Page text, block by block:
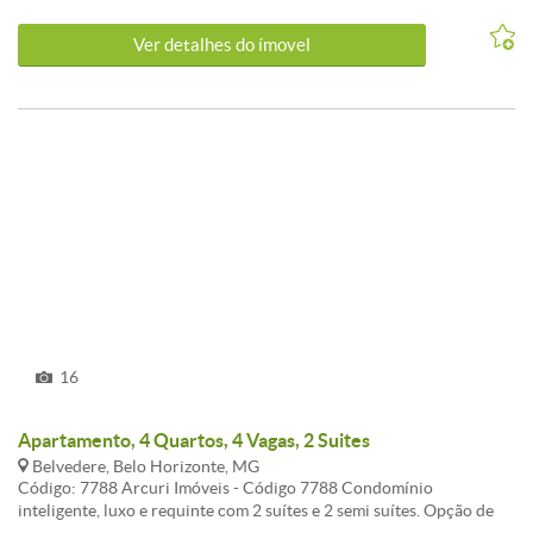
preservação permanente de 50mil m² para dar maior tranquilidade,
conforto e bem estar, tudo isso dentro de Belo Horizonte. Fácil
Ver detalhes do ímovel
16
Apartamento, 4 Quartos, 4 Vagas, 2 Suites
Belvedere, Belo Horizonte, MG
Código: 7788 Arcuri Imóveis - Código 7788 Condomínio
inteligente, luxo e requinte com 2 suítes e 2 semi suítes. Opção de